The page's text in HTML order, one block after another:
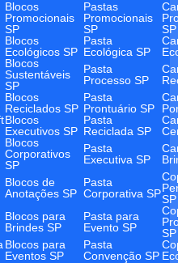
Blocos
Promocionais
SP
Pastas
Promocionais
SP
SP
Blocos
Ecológicos SP
Pasta
Ecológica SP
Blocos
Sustentáveis
SP
Pasta
Processo SP
Blocos
Reciclados SP
Pasta
Prontuário SP
Blocos
Executivos SP
Pasta
Reciclada SP
Blocos
Corporativos
SP
Pasta
Executiva SP
Blocos de
Anotações SP
Pasta
Corporativa SPSP
Blocos para
Brindes SP
Pasta para
Evento SP
SP
Blocos para
Eventos SP
Pasta
Convenção SP